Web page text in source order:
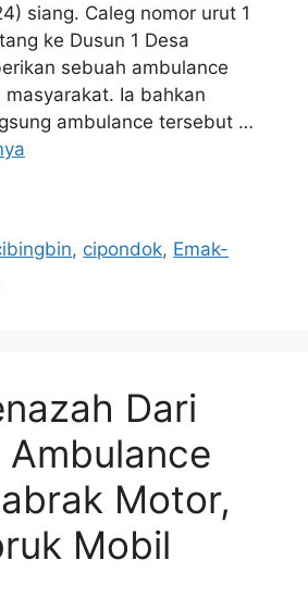
siang. Caleg nomor urut 1
ke Dusun 1 Desa
sebuah ambulance
Ia bahkan
ambulance tersebut …
, cipondok, Emak-
Dari
Motor,
Mobil